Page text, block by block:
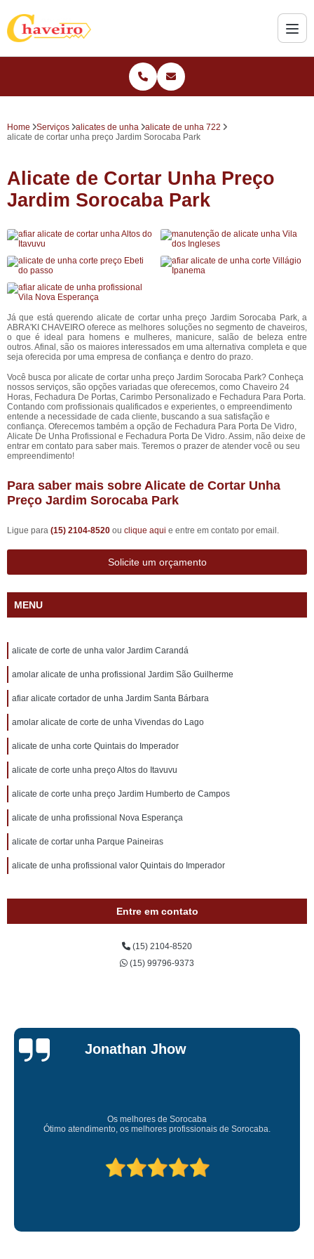
Home Serviços alicates de unha
alicate de unha 722
alicate de cortar unha preço Jardim Sorocaba Park
Alicate de Cortar Unha Preço
Jardim Sorocaba Park
Já que está querendo alicate de cortar unha preço Jardim Sorocaba Park, a
ABRA'KI CHAVEIRO oferece as melhores soluções no segmento de chaveiros,
o que é ideal para homens e mulheres, manicure, salão de beleza entre
outros. Afinal, são os maiores interessados em uma alternativa completa e que
seja oferecida por uma empresa de confiança e dentro do prazo.
Você busca por alicate de cortar unha preço Jardim Sorocaba Park? Conheça
nossos serviços, são opções variadas que oferecemos, como Chaveiro 24
Horas, Fechadura De Portas, Carimbo Personalizado e Fechadura Para Porta.
Contando com profissionais qualificados e experientes, o empreendimento
entende a necessidade de cada cliente, buscando a sua satisfação e
confiança. Oferecemos também a opção de Fechadura Para Porta De Vidro,
Alicate De Unha Profissional e Fechadura Porta De Vidro. Assim, não deixe de
entrar em contato para saber mais. Teremos o prazer de atender você ou seu
empreendimento!
Para saber mais sobre Alicate de Cortar Unha
Preço Jardim Sorocaba Park
Ligue para (15) 2104-8520 ou clique aqui e entre em contato por email.
Solicite um orçamento
MENU
alicate de corte de unha valor Jardim Carandá
amolar alicate de unha profissional Jardim São Guilherme
afiar alicate cortador de unha Jardim Santa Bárbara
amolar alicate de corte de unha Vivendas do Lago
alicate de unha corte Quintais do Imperador
alicate de corte unha preço Altos do Itavuvu
alicate de corte unha preço Jardim Humberto de Campos
alicate de unha profissional Nova Esperança
alicate de cortar unha Parque Paineiras
alicate de unha profissional valor Quintais do Imperador
Entre em contato
(15) 2104-8520
(15) 99796-9373
Jhow
profissionais de Sorocaba.
Amei o atendimento. Preco
Deixou o meu bem